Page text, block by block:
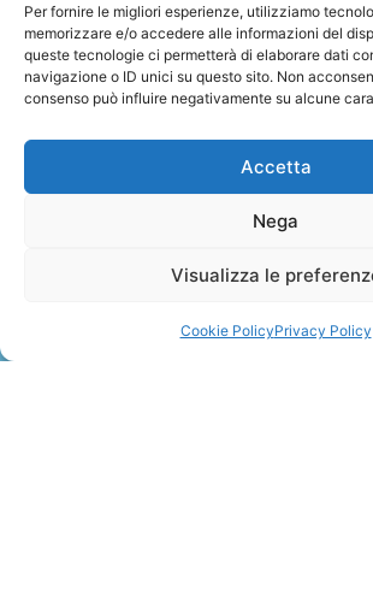
Per fornire le migliori esperienze, utilizziamo
memorizzare e/o accedere alle informazioni del
queste tecnologie ci permetterà di elaborare dati
navigazione o ID unici su questo sito. Non
consenso può influire negativamente su alcune
Accetta
Nega
Visualizza le
Cookie PolicyPrivacy Policy